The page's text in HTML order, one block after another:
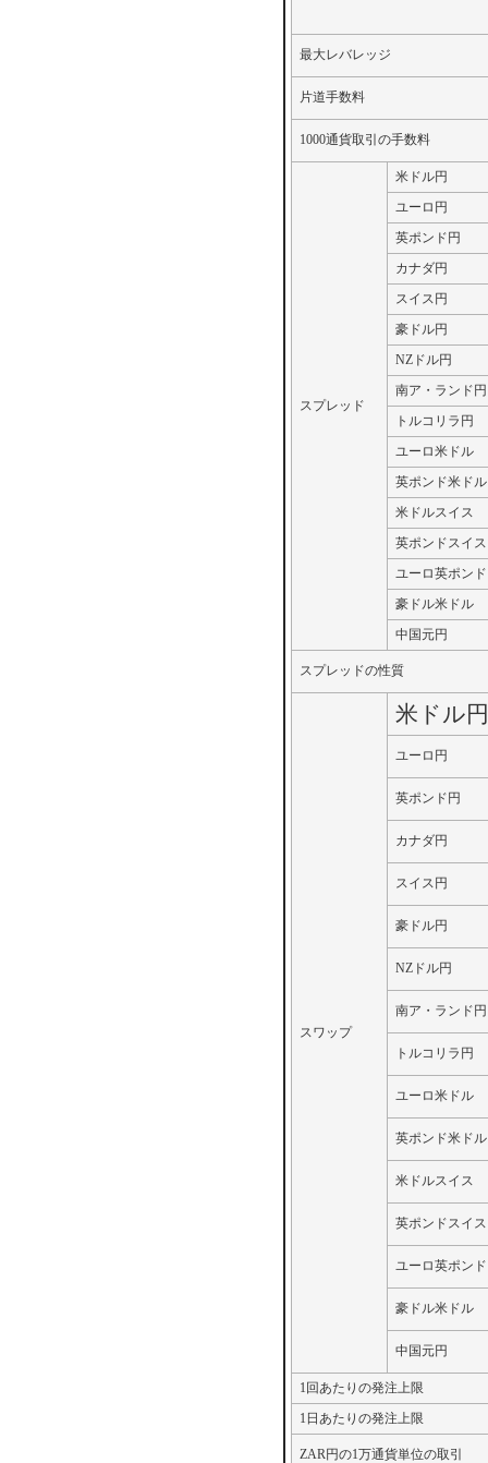
最大レバレッジ
片道手数料
1000通貨取引の手数料
スプレッド
米ドル円
ユーロ円
英ポンド円
カナダ円
スイス円
豪ドル円
NZドル円
南ア・ランド円
トルコリラ円
ユーロ米ドル
英ポンド米ドル
米ドルスイス
英ポンドスイス
ユーロ英ポンド
豪ドル米ドル
中国元円
スプレッドの性質
スワップ
米ドル円
ユーロ円
英ポンド円
カナダ円
スイス円
豪ドル円
NZドル円
南ア・ランド円
トルコリラ円
ユーロ米ドル
英ポンド米ドル
米ドルスイス
英ポンドスイス
ユーロ英ポンド
豪ドル米ドル
中国元円
1回あたりの発注上限
1日あたりの発注上限
ZAR円の1万通貨単位の取引